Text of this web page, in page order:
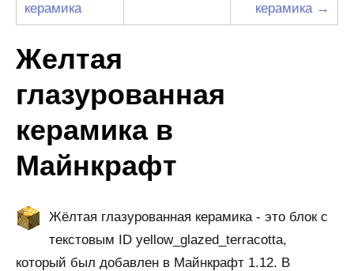
керамика
керамика →
Желтая
глазурованная
керамика в
Майнкрафт
Жёлтая глазурованная керамика - это блок с
текстовым ID yellow_glazed_terracotta,
который был добавлен в Майнкрафт 1.12. В